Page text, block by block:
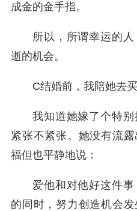
成金的金手指。
所以，所谓幸运的
逝的机会。
C结婚前，我陪她去买
我知道她嫁了个特
紧张不紧张。她没有流
福但也平静地说：
爱他和对他好这件
的同时，努力创造机会